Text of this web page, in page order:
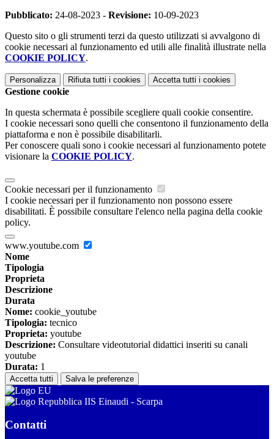
Pubblicato: 24-08-2023 - Revisione: 10-09-2023
Questo sito o gli strumenti terzi da questo utilizzati si avvalgono di
cookie necessari al funzionamento ed utili alle finalità illustrate nella
COOKIE POLICY.
Personalizza Rifiuta tutti i cookies Accetta tutti i cookies
Gestione cookie
In questa schermata è possibile scegliere quali cookie consentire.
I cookie necessari sono quelli che consentono il funzionamento della
piattaforma e non è possibile disabilitarli.
Per conoscere quali sono i cookie necessari al funzionamento potete
visionare la COOKIE POLICY.
Cookie necessari per il funzionamento
I cookie necessari per il funzionamento non possono essere
disabilitati. È possibile consultare l'elenco nella pagina della cookie
policy.
www.youtube.com
Nome
Tipologia
Proprieta
Descrizione
Durata
Nome: cookie_youtube
Tipologia: tecnico
Proprieta: youtube
Descrizione: Consultare videotutorial didattici inseriti su canali
youtube
Durata: 1
Accetta tutti Salva le preferenze
IIS Einaudi - Scarpa
Contatti